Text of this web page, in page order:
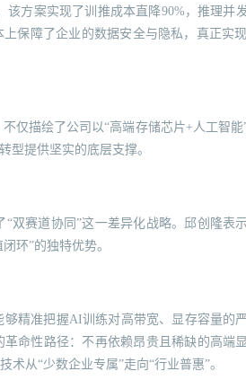
方案实现了训推成本直降90%，推理并
保障了企业的数据安全与隐私，真正实
仅描绘了公司以“高端存储芯片+人工智能
型提供坚实的底层支撑。
双赛道协同”这一差异化战略。邱创隆表
环”的独特优势。
精准把握AI训练对高带宽、显存容量的
命性路径：不再依赖昂贵且稀缺的高端显
从“少数企业专属”走向“行业普惠”。